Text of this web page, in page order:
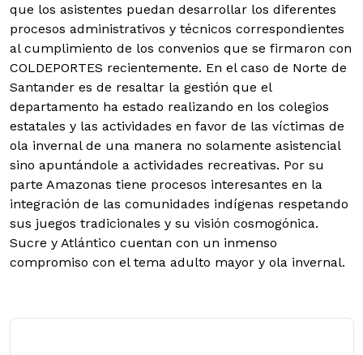
que los asistentes puedan desarrollar los diferentes
procesos administrativos y técnicos correspondientes
al cumplimiento de los convenios que se firmaron con
COLDEPORTES recientemente. En el caso de Norte de
Santander es de resaltar la gestión que el
departamento ha estado realizando en los colegios
estatales y las actividades en favor de las víctimas de
ola invernal de una manera no solamente asistencial
sino apuntándole a actividades recreativas. Por su
parte Amazonas tiene procesos interesantes en la
integración de las comunidades indígenas respetando
sus juegos tradicionales y su visión cosmogónica.
Sucre y Atlántico cuentan con un inmenso
compromiso con el tema adulto mayor y ola invernal.